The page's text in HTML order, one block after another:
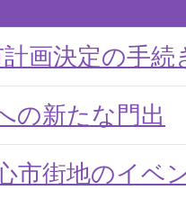
計画決定の手
の新たな門出
市街地のイベ